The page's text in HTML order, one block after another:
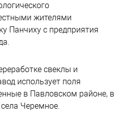
жителями
Панчиху с предприятия
свеклы и
использует поля
в Павловском районе, в
Черемное.